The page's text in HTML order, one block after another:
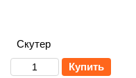
Скутер
Купить